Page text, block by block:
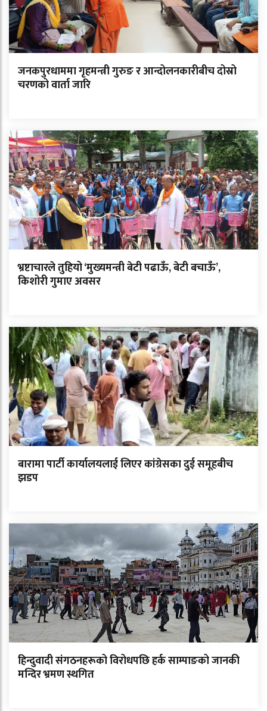
जनकपुरधाममा गृहमन्त्री गुरुङ र आन्दोलनकारीबीच दोस्रो
चरणको वार्ता जारि
भ्रष्टाचारले तुहियो ‘मुख्यमन्त्री बेटी पढाऊँ, बेटी बचाऊँ’,
किशोरी गुमाए अवसर
बारामा पार्टी कार्यालयलाई लिएर कांग्रेसका दुई समूहबीच
झडप
हिन्दुवादी संगठनहरूको विरोधपछि हर्क साम्पाङको जानकी
मन्दिर भ्रमण स्थगित